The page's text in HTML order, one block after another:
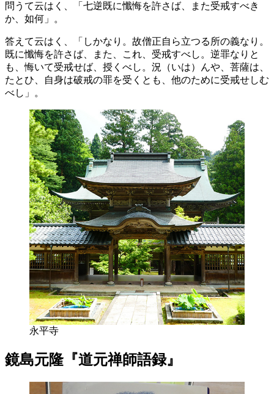
問うて云はく、「七逆既に懺悔を許さば、また受戒すべき
か、如何」。
答えて云はく、「しかなり。故僧正自ら立つる所の義なり。
既に懺悔を許さば、また、これ、受戒すべし。逆罪なりと
も、悔いて受戒せば、授くべし。況（いは）んや、菩薩は、
たとひ、自身は破戒の罪を受くとも、他のために受戒せしむ
べし」。
永平寺
鏡島元隆『道元禅師語録』